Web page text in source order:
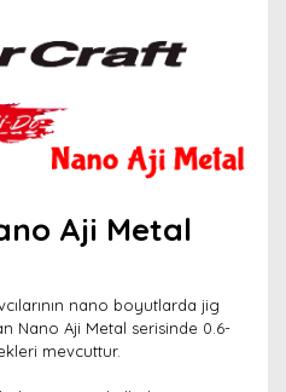
Aji Metal
nano boyutlarda jig
Nano Aji Metal serisinde 0.6-
mevcuttur.